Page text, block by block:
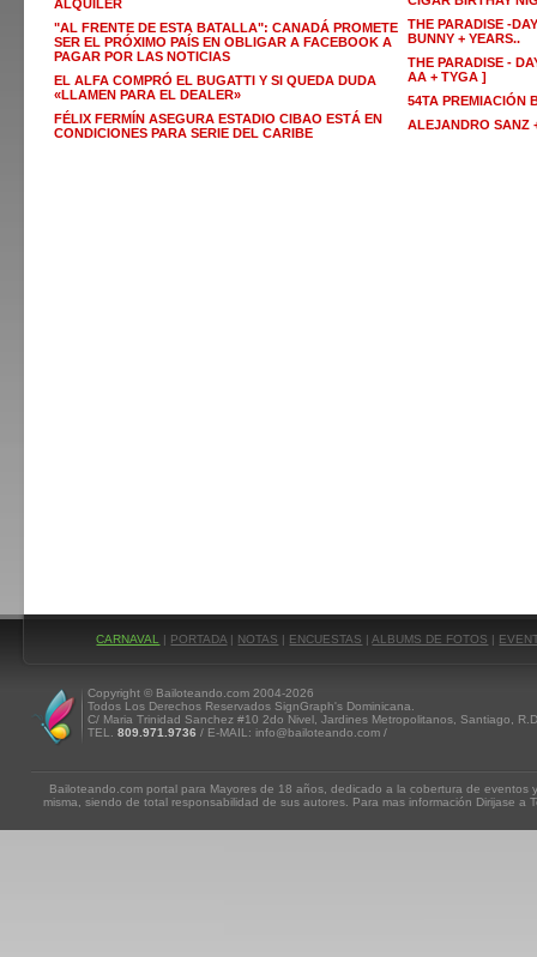
ALQUILER
"AL FRENTE DE ESTA BATALLA": CANADÁ PROMETE
SER EL PRÓXIMO PAÍS EN OBLIGAR A FACEBOOK A
PAGAR POR LAS NOTICIAS
EL ALFA COMPRÓ EL BUGATTI Y SI QUEDA DUDA
«LLAMEN PARA EL DEALER»
FÉLIX FERMÍN ASEGURA ESTADIO CIBAO ESTÁ EN
CONDICIONES PARA SERIE DEL CARIBE
THE PARADISE -
BUNNY + YEARS..
THE PARADISE -
AA + TYGA ]
54TA PREMIACIÓN
ALEJANDRO SANZ
CARNAVAL | PORTADA | NOTAS | ENCUESTAS |ALBUMS DE FOTOS |
Copyright © Bailoteando.com 2004-2026
Todos Los Derechos Reservados SignGraph's Dominicana.
C/ Maria Trinidad Sanchez #10 2do Nivel, Jardines Metropolitanos, Santiago, R.D
TEL. 809.971.9736 / E-MAIL: info@bailoteando.com /
Bailoteando.com portal para Mayores de 18 años, dedicado a la cobertura de
misma, siendo de total responsabilidad de sus autores. Para mas información Dirijase a